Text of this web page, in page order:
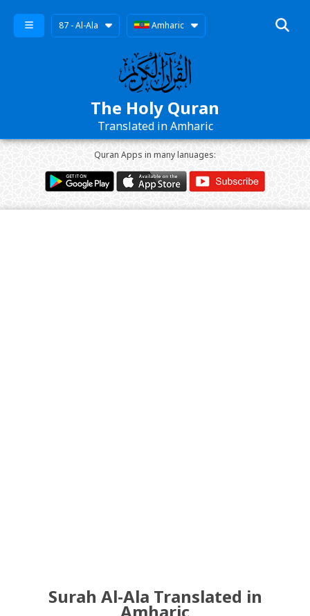
87 - Al-Ala Amharic
The Holy Quran
Translated in Amharic
Quran Apps in many lanuages:
Surah Al-Ala Translated in